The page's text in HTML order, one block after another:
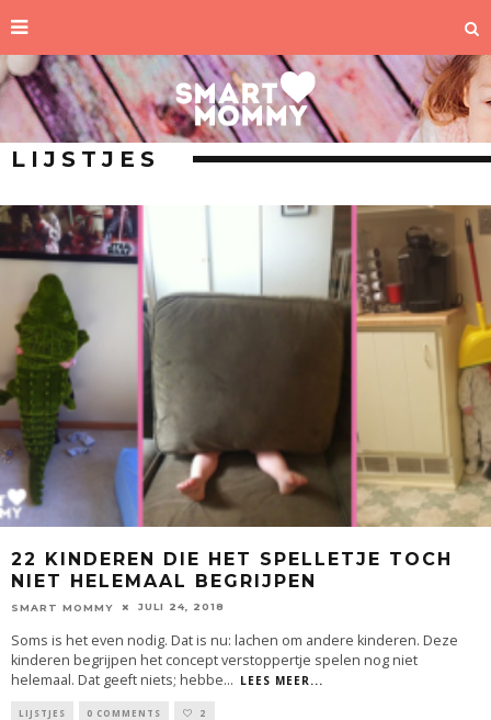
LIJSTJES
22 KINDEREN DIE HET SPELLETJE TOCH
NIET HELEMAAL BEGRIJPEN
SMART MOMMY JULI 24, 2018
Soms is het even nodig. Dat is nu: lachen om andere kinderen. Deze
kinderen begrijpen het concept verstoppertje spelen nog niet
helemaal. Dat geeft niets; hebbe... LEES MEER...
LIJSTJES 0 COMMENTS 2